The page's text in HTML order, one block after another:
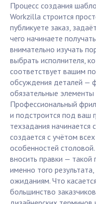
Процесс создания
Workzilla строится
публикуете заказ,
чего начинаете
внимательно изучать
выбрать исполнителя,
соответствует вашим
обсуждения деталей —
обязательные элементы
Профессиональный
и подстроится под ваш
техзадания
создается с учётом
особенностей
вносить правки — такой
именно того
ожиданиям. Что
большинство